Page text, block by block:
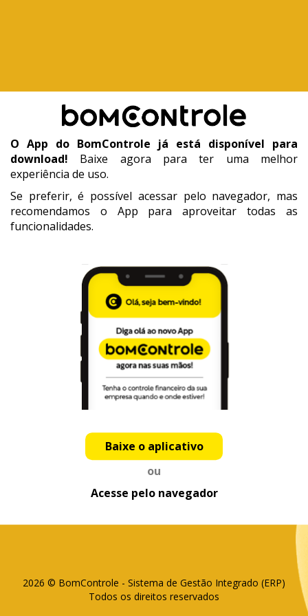
O App do BomControle já está disponível para
download! Baixe agora para ter uma melhor
experiência de uso.
Se preferir, é possível acessar pelo navegador, mas
recomendamos o App para aproveitar todas as
funcionalidades.
Baixe o aplicativo
ou
Acesse pelo navegador
2026 © BomControle - Sistema de Gestão Integrado (ERP)
Todos os direitos reservados